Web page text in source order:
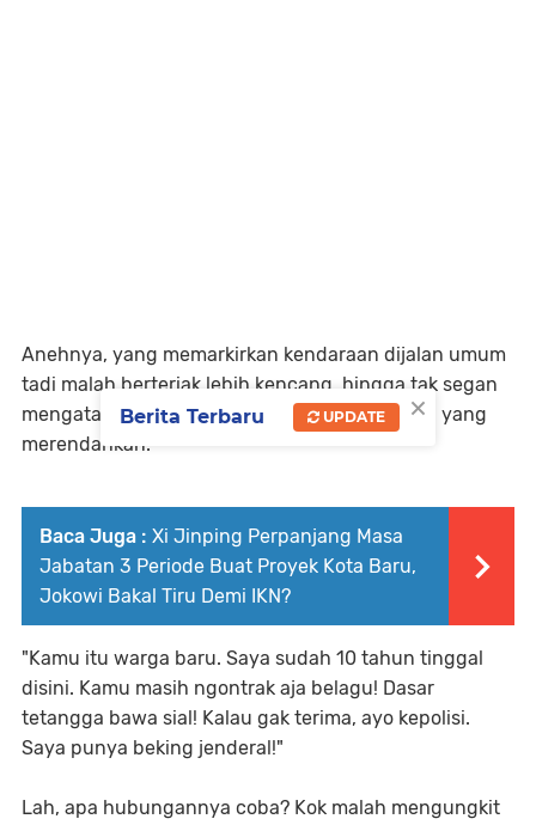
Anehnya, yang memarkirkan kendaraan dijalan umum
tadi malah berteriak lebih kencang, hingga tak segan
mengata-ngatai tetangganya dengan ucapan yang
merendahkan.
Baca Juga : Xi Jinping Perpanjang Masa
Jabatan 3 Periode Buat Proyek Kota Baru,
Jokowi Bakal Tiru Demi IKN?
"Kamu itu warga baru. Saya sudah 10 tahun tinggal
disini. Kamu masih ngontrak aja belagu! Dasar
tetangga bawa sial! Kalau gak terima, ayo kepolisi.
Saya punya beking jenderal!"
Lah, apa hubungannya coba? Kok malah mengungkit
×
Berita Terbaru UPDATE